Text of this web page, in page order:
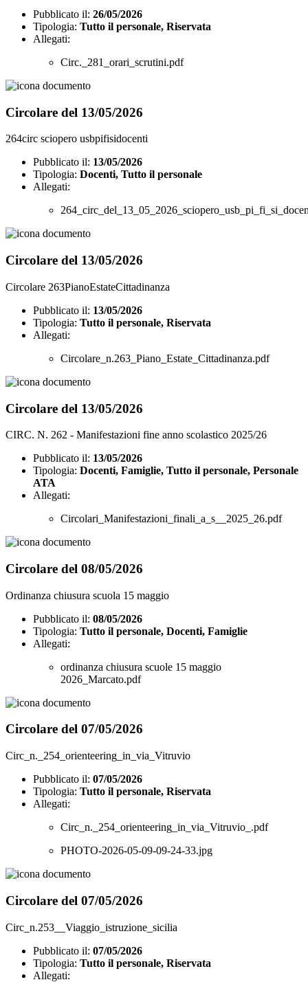
Pubblicato il: 26/05/2026
Tipologia: Tutto il personale, Riservata
Allegati:
Circ._281_orari_scrutini.pdf
Circolare del 13/05/2026
264circ sciopero usbpifisidocenti
Pubblicato il: 13/05/2026
Tipologia: Docenti, Tutto il personale
Allegati:
Circolare del 13/05/2026
Circolare 263PianoEstateCittadinanza
Pubblicato il: 13/05/2026
Tipologia: Tutto il personale, Riservata
Allegati:
Circolare_n.263_Piano_Estate_Cittadinanza.pdf
Circolare del 13/05/2026
CIRC. N. 262 - Manifestazioni fine anno scolastico 2025/26
Pubblicato il: 13/05/2026
Tipologia: Docenti, Famiglie, Tutto il personale, Personale
ATA
Allegati:
Circolari_Manifestazioni_finali_a_s__2025_26.pdf
Circolare del 08/05/2026
Ordinanza chiusura scuola 15 maggio
Pubblicato il: 08/05/2026
Tipologia: Tutto il personale, Docenti, Famiglie
Allegati:
ordinanza chiusura scuole 15 maggio
2026_Marcato.pdf
Circolare del 07/05/2026
Circ_n._254_orienteering_in_via_Vitruvio
Pubblicato il: 07/05/2026
Tipologia: Tutto il personale, Riservata
Allegati:
Circ_n._254_orienteering_in_via_Vitruvio_.pdf
PHOTO-2026-05-09-09-24-33.jpg
Circolare del 07/05/2026
Circ_n.253__Viaggio_istruzione_sicilia
Pubblicato il: 07/05/2026
Tipologia: Tutto il personale, Riservata
Allegati: